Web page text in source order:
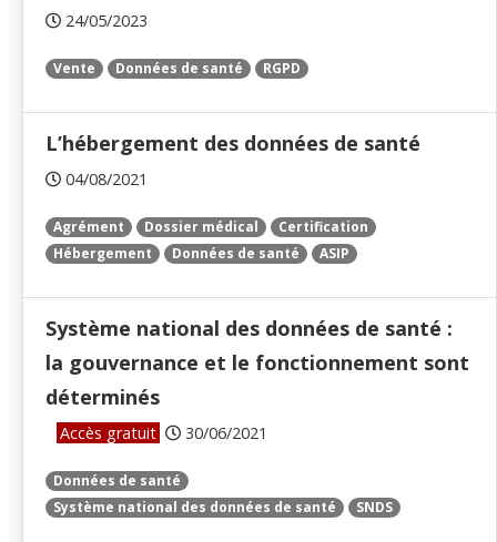
24/05/2023
Vente Données de santé RGPD
L’hébergement des données de santé
04/08/2021
Agrément Dossier médical
Certification
Hébergement
Données de santé ASIP
Système national des données de santé :
la gouvernance et le fonctionnement sont
déterminés
Accès gratuit 30/06/2021
Données de santé
Système national des données de santé
SNDS